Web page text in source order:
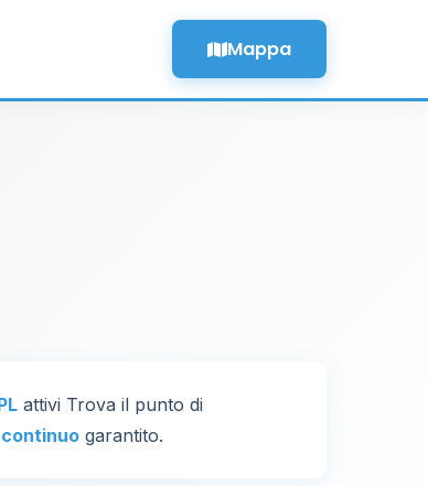
Mappa
attivi Trova il punto di
garantito.